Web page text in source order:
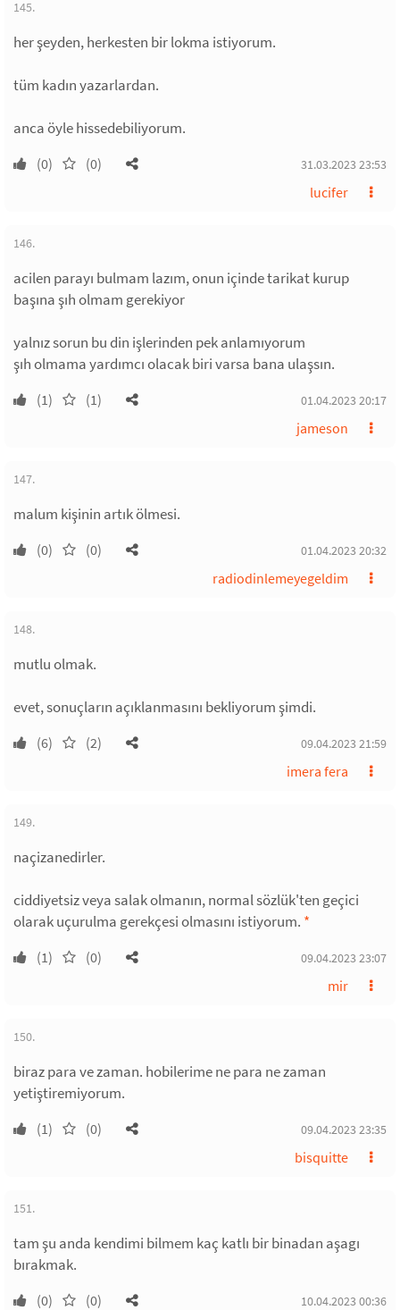
145.
her şeyden, herkesten bir lokma istiyorum.
tüm kadın yazarlardan.
anca öyle hissedebiliyorum.
(0) (0) 31.03.2023 23:53
lucifer
146.
acilen parayı bulmam lazım, onun içinde tarikat kurup
başına şıh olmam gerekiyor
yalnız sorun bu din işlerinden pek anlamıyorum
şıh olmama yardımcı olacak biri varsa bana ulaşsın.
(1) (1) 01.04.2023 20:17
jameson
147.
malum kişinin artık ölmesi.
(0) (0) 01.04.2023 20:32
radiodinlemeyegeldim
148.
mutlu olmak.
evet, sonuçların açıklanmasını bekliyorum şimdi.
(6) (2) 09.04.2023 21:59
imera fera
149.
naçizanedirler.
ciddiyetsiz veya salak olmanın, normal sözlük'ten geçici
olarak uçurulma gerekçesi olmasını istiyorum. *
(1) (0) 09.04.2023 23:07
mir
150.
biraz para ve zaman. hobilerime ne para ne zaman
yetiştiremiyorum.
(1) (0) 09.04.2023 23:35
bisquitte
151.
tam şu anda kendimi bilmem kaç katlı bir binadan aşagı
bırakmak.
(0) (0) 10.04.2023 00:36